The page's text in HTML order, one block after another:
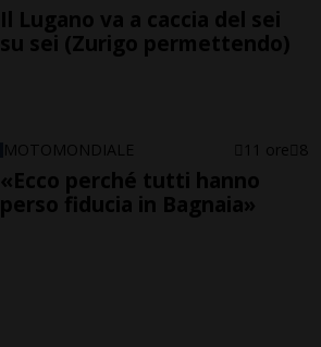
Il Lugano va a caccia del sei
su sei (Zurigo permettendo)
MOTOMONDIALE 11 ore 8
«Ecco perché tutti hanno
perso fiducia in Bagnaia»